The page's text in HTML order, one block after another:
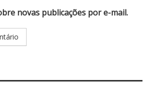
novas publicações por e-mail.